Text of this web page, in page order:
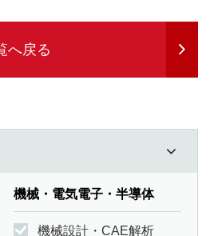
へ戻る
機械・電気電子・半導体
機械設計・CAE解析